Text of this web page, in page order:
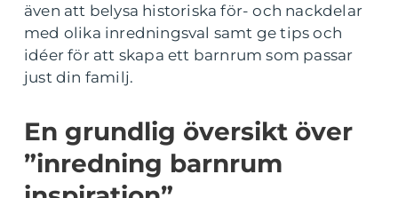
även att belysa historiska för- och nackdelar
med olika inredningsval samt ge tips och
idéer för att skapa ett barnrum som passar
just din familj.
En grundlig översikt över
”inredning barnrum